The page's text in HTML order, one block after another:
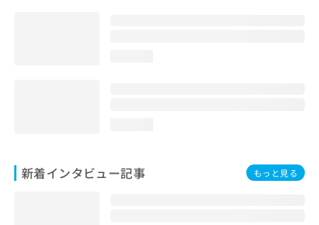
新着インタビュー記事 もっと見る